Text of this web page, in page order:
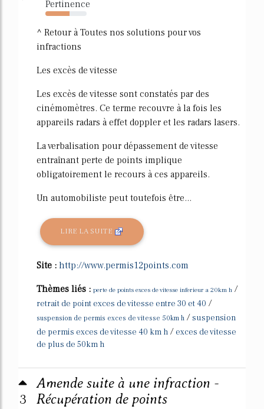
Pertinence
58%
^ Retour à Toutes nos solutions pour vos
infractions
Les excès de vitesse
Les excès de vitesse sont constatés par des
cinémomètres. Ce terme recouvre à la fois les
appareils radars à effet doppler et les radars lasers.
La verbalisation pour dépassement de vitesse
entraînant perte de points implique
obligatoirement le recours à ces appareils.
Un automobiliste peut toutefois être...
LIRE LA SUITE
Site : http://www.permis12points.com
Thèmes liés : perte de points exces de vitesse inferieur a 20km h /
retrait de point exces de vitesse entre 30 et 40 /
suspension de permis exces de vitesse 50km h /suspension
de permis exces de vitesse 40 km h / exces de vitesse
de plus de 50km h
3
Amende suite à une infraction -
Récupération de points